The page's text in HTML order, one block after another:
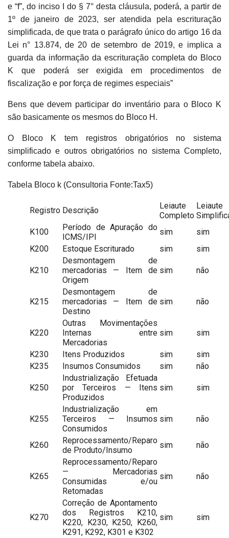
e “f”, do inciso I do § 7° desta cláusula, poderá, a partir de
1º de janeiro de 2023, ser atendida pela escrituração
simplificada, de que trata o parágrafo único do artigo 16 da
Lei n° 13.874, de 20 de setembro de 2019, e implica a
guarda da informação da escrituração completa do Bloco
K que poderá ser exigida em procedimentos de
fiscalização e por força de regimes especiais”
Bens que devem participar do inventário para o Bloco K
são basicamente os mesmos do Bloco H.
O Bloco K tem registros obrigatórios no sistema
simplificado e outros obrigatórios no sistema Completo,
conforme tabela abaixo.
Tabela Bloco k (Consultoria Fonte:Tax5)
Registro Descrição
Leiaute
Completo
Leiaute
K100
Período de Apuração do
ICMS/IPI
sim
sim
K200
Estoque Escriturado sim sim
K210
Desmontagem de
mercadorias — Item de
Origem
sim não
K215
Desmontagem de
mercadorias — Item de
Destino
sim não
K220
Outras Movimentações
Internas entre
Mercadorias
sim sim
K230 Itens Produzidos sim
sim
K235
Insumos Consumidos sim não
K250
Industrialização Efetuada
por Terceiros — Itens
Produzidos
sim sim
K255
Industrialização em
Terceiros — Insumos
Consumidos
sim não
K260
Reprocessamento/Reparo
de Produto/Insumo
sim não
K265
Reprocessamento/Reparo
— Mercadorias
Consumidas e/ou
Retomadas
sim não
K270
Correção de Apontamento
dos Registros K210,
K220, K230, K250, K260,
K291, K292, K301 e K302
sim sim